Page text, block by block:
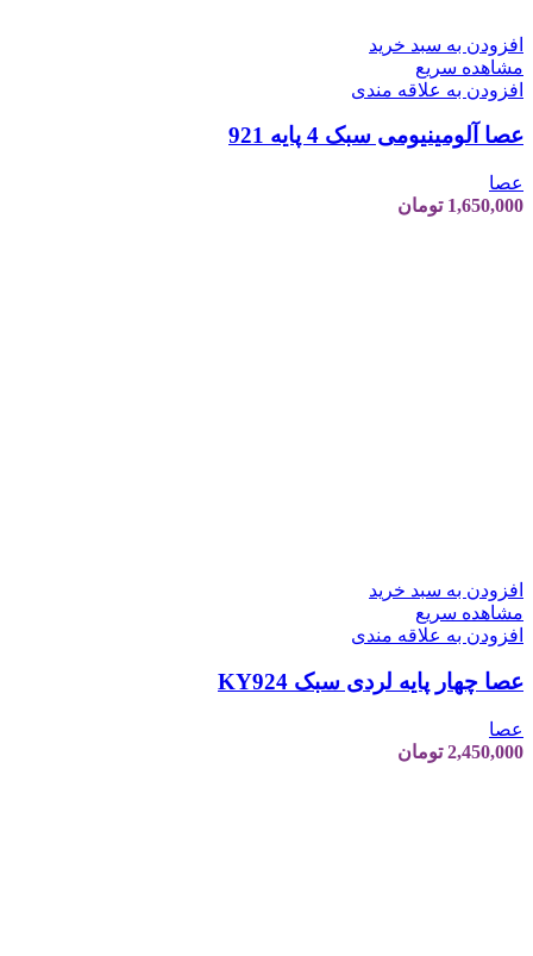
افزودن به سبد خرید
مشاهده سریع
افزودن به علاقه مندی
عصا آلومینیومی سبک 4 پایه 921
عصا
1,650,000 تومان
افزودن به سبد خرید
مشاهده سریع
افزودن به علاقه مندی
عصا چهار پایه لردی سبک KY924
عصا
2,450,000 تومان